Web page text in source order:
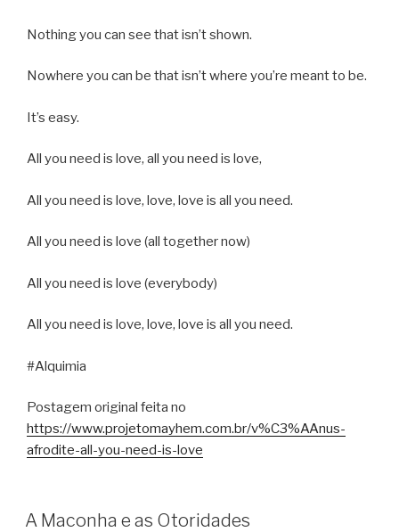
Nothing you can see that isn’t shown.
Nowhere you can be that isn’t where you’re meant to be.
It’s easy.
All you need is love, all you need is love,
All you need is love, love, love is all you need.
All you need is love (all together now)
All you need is love (everybody)
All you need is love, love, love is all you need.
#Alquimia
Postagem original feita no
https://www.projetomayhem.com.br/v%C3%AAnus-
afrodite-all-you-need-is-love
A Maconha e as Otoridades